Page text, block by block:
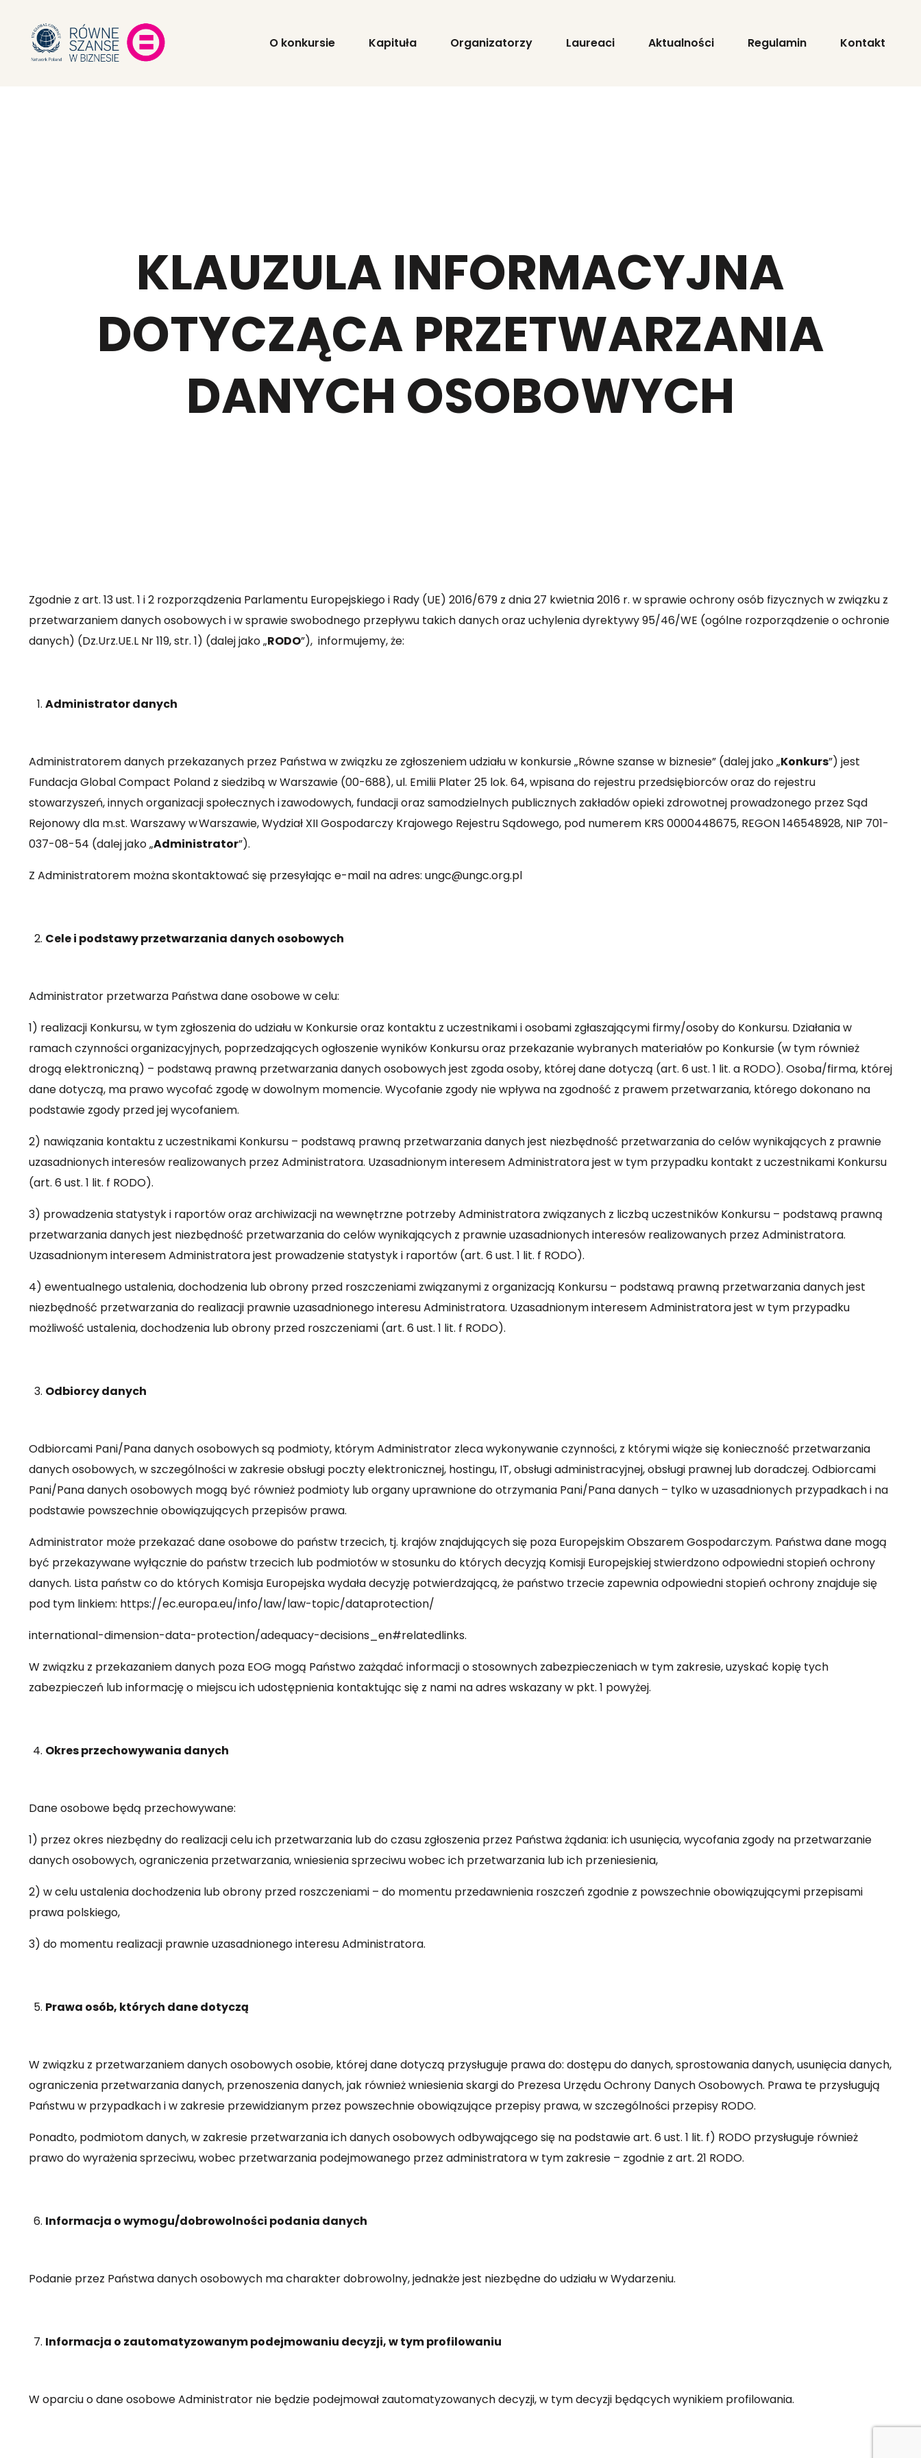
O konkursie Kapituła Organizatorzy Laureaci Aktualności Regulamin Kontakt
KLAUZULA INFORMACYJNA
DOTYCZĄCA PRZETWARZANIA
DANYCH OSOBOWYCH
Zgodnie z art. 13 ust. 1 i 2 rozporządzenia Parlamentu Europejskiego i Rady (UE) 2016/679 z dnia 27 kwietnia 2016 r. w sprawie ochrony osób fizycznych w związku z
przetwarzaniem danych osobowych i w sprawie swobodnego przepływu takich danych oraz uchylenia dyrektywy 95/46/WE (ogólne rozporządzenie o ochronie
danych) (Dz.Urz.UE.L Nr 119, str. 1) (dalej jako „RODO”), informujemy, że:
Administrator danych
Administratorem danych przekazanych przez Państwa w związku ze zgłoszeniem udziału w konkursie „Równe szanse w biznesie” (dalej jako „Konkurs”) jest
Fundacja Global Compact Poland z siedzibą w Warszawie (00-688), ul. Emilii Plater 25 lok. 64, wpisana do rejestru przedsiębiorców oraz do rejestru
stowarzyszeń, innych organizacji społecznych i zawodowych, fundacji oraz samodzielnych publicznych zakładów opieki zdrowotnej prowadzonego przez Sąd
Rejonowy dla m.st. Warszawy w Warszawie, Wydział XII Gospodarczy Krajowego Rejestru Sądowego, pod numerem KRS 0000448675, REGON 146548928, NIP 701-
037-08-54 (dalej jako „Administrator”).
Z Administratorem można skontaktować się przesyłając e-mail na adres: ungc@ungc.org.pl
Cele i podstawy przetwarzania danych osobowych
Administrator przetwarza Państwa dane osobowe w celu:
1) realizacji Konkursu, w tym zgłoszenia do udziału w Konkursie oraz kontaktu z uczestnikami i osobami zgłaszającymi firmy/osoby do Konkursu. Działania w
ramach czynności organizacyjnych, poprzedzających ogłoszenie wyników Konkursu oraz przekazanie wybranych materiałów po Konkursie (w tym również
drogą elektroniczną) – podstawą prawną przetwarzania danych osobowych jest zgoda osoby, której dane dotyczą (art. 6 ust. 1 lit. a RODO). Osoba/firma, której
dane dotyczą, ma prawo wycofać zgodę w dowolnym momencie. Wycofanie zgody nie wpływa na zgodność z prawem przetwarzania, którego dokonano na
podstawie zgody przed jej wycofaniem.
2) nawiązania kontaktu z uczestnikami Konkursu – podstawą prawną przetwarzania danych jest niezbędność przetwarzania do celów wynikających z prawnie
uzasadnionych interesów realizowanych przez Administratora. Uzasadnionym interesem Administratora jest w tym przypadku kontakt z uczestnikami Konkursu
(art. 6 ust. 1 lit. f RODO).
3) prowadzenia statystyk i raportów oraz archiwizacji na wewnętrzne potrzeby Administratora związanych z liczbą uczestników Konkursu – podstawą prawną
przetwarzania danych jest niezbędność przetwarzania do celów wynikających z prawnie uzasadnionych interesów realizowanych przez Administratora.
Uzasadnionym interesem Administratora jest prowadzenie statystyk i raportów (art. 6 ust. 1 lit. f RODO).
4) ewentualnego ustalenia, dochodzenia lub obrony przed roszczeniami związanymi z organizacją Konkursu – podstawą prawną przetwarzania danych jest
niezbędność przetwarzania do realizacji prawnie uzasadnionego interesu Administratora. Uzasadnionym interesem Administratora jest w tym przypadku
możliwość ustalenia, dochodzenia lub obrony przed roszczeniami (art. 6 ust. 1 lit. f RODO).
Odbiorcy danych
Odbiorcami Pani/Pana danych osobowych są podmioty, którym Administrator zleca wykonywanie czynności, z którymi wiąże się konieczność przetwarzania
danych osobowych, w szczególności w zakresie obsługi poczty elektronicznej, hostingu, IT, obsługi administracyjnej, obsługi prawnej lub doradczej. Odbiorcami
Pani/Pana danych osobowych mogą być również podmioty lub organy uprawnione do otrzymania Pani/Pana danych – tylko w uzasadnionych przypadkach i na
podstawie powszechnie obowiązujących przepisów prawa.
Administrator może przekazać dane osobowe do państw trzecich, tj. krajów znajdujących się poza Europejskim Obszarem Gospodarczym. Państwa dane mogą
być przekazywane wyłącznie do państw trzecich lub podmiotów w stosunku do których decyzją Komisji Europejskiej stwierdzono odpowiedni stopień ochrony
danych. Lista państw co do których Komisja Europejska wydała decyzję potwierdzającą, że państwo trzecie zapewnia odpowiedni stopień ochrony znajduje się
pod tym linkiem: https://ec.europa.eu/info/law/law-topic/dataprotection/
international-dimension-data-protection/adequacy-decisions_en#relatedlinks.
W związku z przekazaniem danych poza EOG mogą Państwo zażądać informacji o stosownych zabezpieczeniach w tym zakresie, uzyskać kopię tych
zabezpieczeń lub informację o miejscu ich udostępnienia kontaktując się z nami na adres wskazany w pkt. 1 powyżej.
Okres przechowywania danych
Dane osobowe będą przechowywane:
1) przez okres niezbędny do realizacji celu ich przetwarzania lub do czasu zgłoszenia przez Państwa żądania: ich usunięcia, wycofania zgody na przetwarzanie
danych osobowych, ograniczenia przetwarzania, wniesienia sprzeciwu wobec ich przetwarzania lub ich przeniesienia,
2) w celu ustalenia dochodzenia lub obrony przed roszczeniami – do momentu przedawnienia roszczeń zgodnie z powszechnie obowiązującymi przepisami
prawa polskiego,
3) do momentu realizacji prawnie uzasadnionego interesu Administratora.
Prawa osób, których dane dotyczą
W związku z przetwarzaniem danych osobowych osobie, której dane dotyczą przysługuje prawa do: dostępu do danych, sprostowania danych, usunięcia danych,
ograniczenia przetwarzania danych, przenoszenia danych, jak również wniesienia skargi do Prezesa Urzędu Ochrony Danych Osobowych. Prawa te przysługują
Państwu w przypadkach i w zakresie przewidzianym przez powszechnie obowiązujące przepisy prawa, w szczególności przepisy RODO.
Ponadto, podmiotom danych, w zakresie przetwarzania ich danych osobowych odbywającego się na podstawie art. 6 ust. 1 lit. f) RODO przysługuje również
prawo do wyrażenia sprzeciwu, wobec przetwarzania podejmowanego przez administratora w tym zakresie – zgodnie z art. 21 RODO.
Informacja o wymogu/dobrowolności podania danych
Podanie przez Państwa danych osobowych ma charakter dobrowolny, jednakże jest niezbędne do udziału w Wydarzeniu.
Informacja o zautomatyzowanym podejmowaniu decyzji, w tym profilowaniu
W oparciu o dane osobowe Administrator nie będzie podejmował zautomatyzowanych decyzji, w tym decyzji będących wynikiem profilowania.